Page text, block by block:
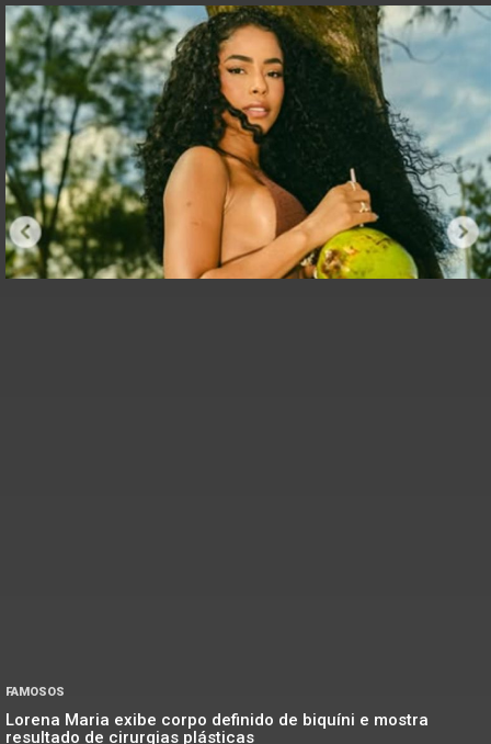
FAMOSOS
Lorena Maria exibe corpo definido de biquíni e mostra
resultado de cirurgias plásticas